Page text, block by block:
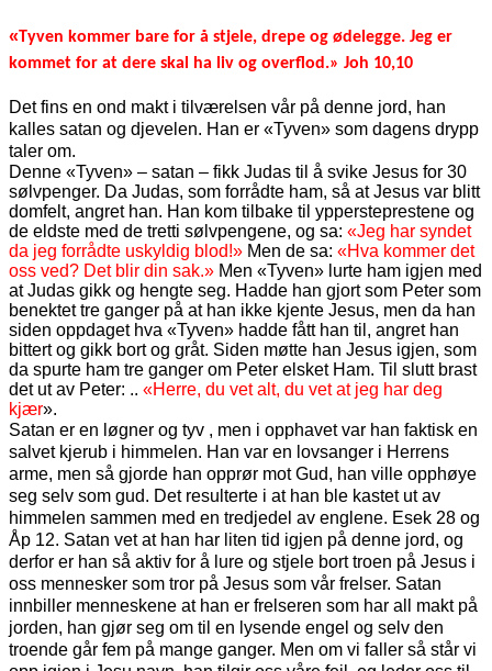
«Tyven kommer bare for å stjele, drepe og ødelegge. Jeg er
kommet for at dere skal ha liv og overflod.» Joh 10,10
Det fins en ond makt i tilværelsen vår på denne jord, han
kalles satan og djevelen. Han er «Tyven» som dagens drypp
taler om.
Denne «Tyven» – satan – fikk Judas til å svike Jesus for 30
sølvpenger. Da Judas, som forrådte ham, så at Jesus var blitt
domfelt, angret han. Han kom tilbake til yppersteprestene og
de eldste med de tretti sølvpengene, og sa: «Jeg har syndet
da jeg forrådte uskyldig blod!» Men de sa: «Hva kommer det
oss ved? Det blir din sak.» Men «Tyven» lurte ham igjen med
at Judas gikk og hengte seg. Hadde han gjort som Peter som
benektet tre ganger på at han ikke kjente Jesus, men da han
siden oppdaget hva «Tyven» hadde fått han til, angret han
bittert og gikk bort og gråt. Siden møtte han Jesus igjen, som
da spurte ham tre ganger om Peter elsket Ham. Til slutt brast
det ut av Peter: .. «Herre, du vet alt, du vet at jeg har deg
kjær».
Satan er en løgner og tyv , men i opphavet var han faktisk en
salvet kjerub i himmelen. Han var en lovsanger i Herrens
arme, men så gjorde han opprør mot Gud, han ville opphøye
seg selv som gud. Det resulterte i at han ble kastet ut av
himmelen sammen med en tredjedel av englene. Esek 28 og
Åp 12. Satan vet at han har liten tid igjen på denne jord, og
derfor er han så aktiv for å lure og stjele bort troen på Jesus i
oss mennesker som tror på Jesus som vår frelser. Satan
innbiller menneskene at han er frelseren som har all makt på
jorden, han gjør seg om til en lysende engel og selv den
troende går fem på mange ganger. Men om vi faller så står vi